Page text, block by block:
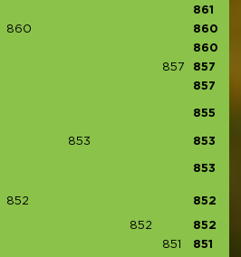
861
860
860
860
857
857
857
855
853 853
853
852 852
852
852
851 851